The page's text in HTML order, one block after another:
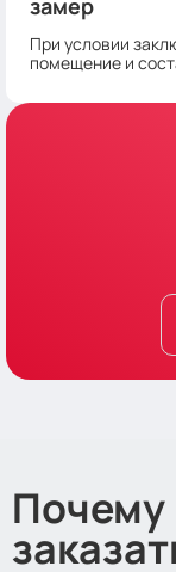
При условии
помещение и
Почему